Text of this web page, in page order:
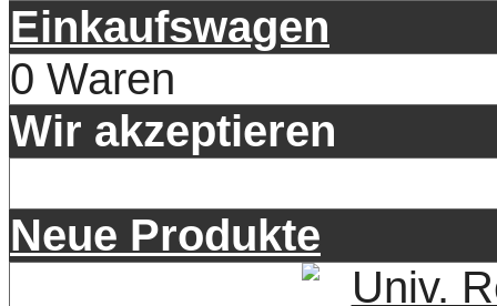
Einkaufswagen
0 Waren
Wir akzeptieren
Neue Produkte